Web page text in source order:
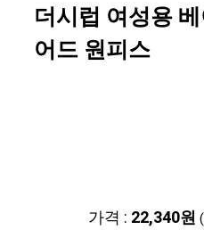
더시럽 여성용
어드 원피스
가격 : 22,340원